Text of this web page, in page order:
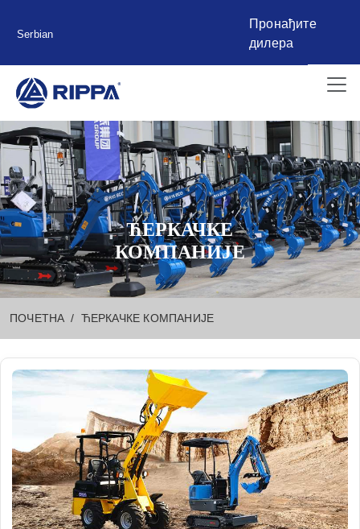
Serbian
Пронађите
дилера
ЋЕРКАЧКЕ
КОМПАНИЈЕ
ПОЧЕТНА ЋЕРКАЧКЕ КОМПАНИЈЕ